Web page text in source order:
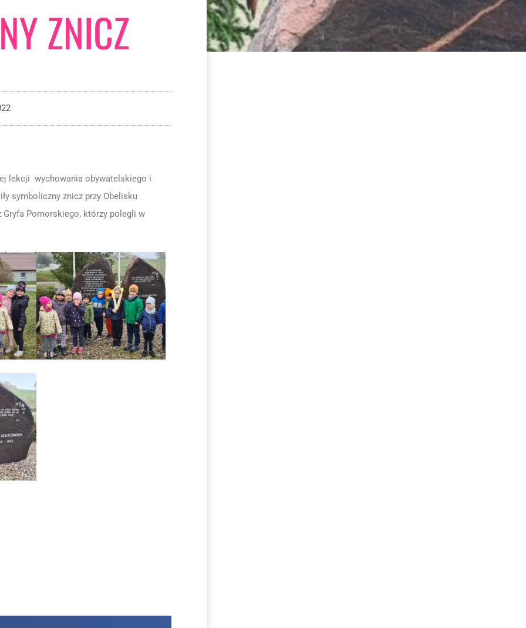
ZNICZ
lekcji wychowania obywatelskiego i
symboliczny znicz przy Obelisku
Gryfa Pomorskiego, którzy polegli w